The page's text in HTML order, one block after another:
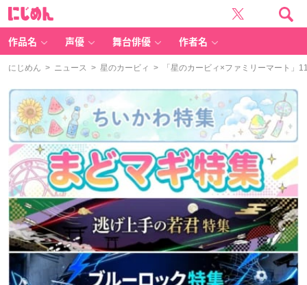
作品名 声優 舞台俳優 作者名
にじめん > ニュース > 星のカービィ > 「星のカービィ×ファミリーマート」